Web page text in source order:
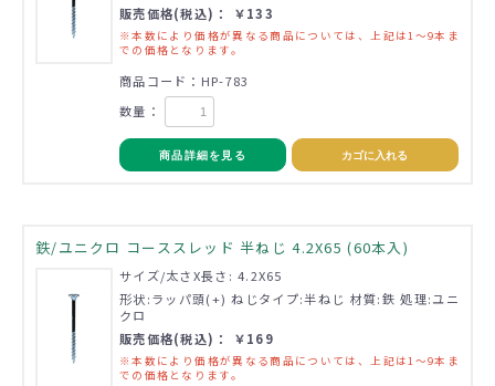
販売価格(税込)： ￥133
※本数により価格が異なる商品については、上記は1～9本ま
での価格となります。
商品コード：HP-783
数量：
商品詳細を見る カゴに入れる
鉄/ユニクロ コーススレッド 半ねじ 4.2X65 (60本入)
サイズ/太さX長さ: 4.2X65
形状:ラッパ頭(+) ねじタイプ:半ねじ 材質:鉄 処理:ユニ
クロ
販売価格(税込)： ￥169
※本数により価格が異なる商品については、上記は1～9本ま
での価格となります。